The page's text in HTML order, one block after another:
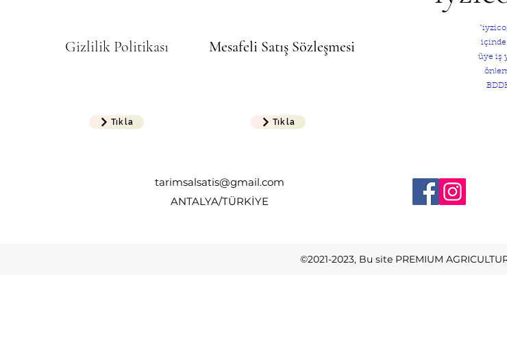
Gizlilik Politikası
Tıkla
Mesafeli Satış Sözleşmesi
Tıkla
içinde
üye iş
tarimsalsatis@gmail.com
ANTALYA/TÜRKİYE
©2021-2023, Bu site PREMIUM